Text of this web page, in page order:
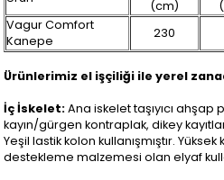
(cm)
Vagur Comfort
Kanepe
230
Ürünlerimiz el işçiliği ile yerel
İç İskelet:Ana iskelet taşıyıcı ahşap
kayın/gürgen kontraplak, dikey
Yeşil lastik kolon kullanışmıştır.
destekleme malzemesi olan elyaf